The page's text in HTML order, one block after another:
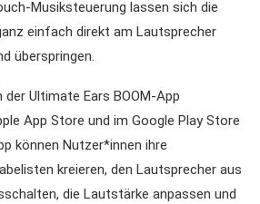
Musiksteuerung lassen sich die
einfach direkt am Lautsprecher
überspringen.
der Ultimate Ears BOOM-App
App Store und im Google Play Store
können Nutzer*innen ihre
kreieren, den Lautsprecher aus
die Lautstärke anpassen und